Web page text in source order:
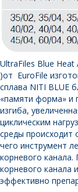
UltraFiles Blue
)от EuroFile
сплава NITI BLUE
«памяти форма» и
изгиба,
циклическим
среды происходит
чего инструмент
корневого
корневого канала
эффективно